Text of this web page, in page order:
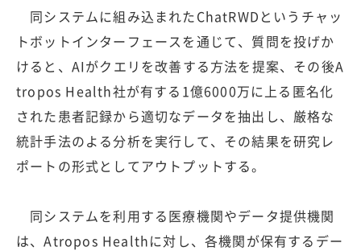
同システムに組み込まれたChatRWDというチャッ
トボットインターフェースを通じて、質問を投げか
けると、AIがクエリを改善する方法を提案、その後A
tropos Health社が有する1億6000万に上る匿名化
された患者記録から適切なデータを抽出し、厳格な
統計手法のよる分析を実行して、その結果を研究レ
ポートの形式としてアウトプットする。
同システムを利用する医療機関やデータ提供機関
は、Atropos Healthに対し、各機関が保有するデー